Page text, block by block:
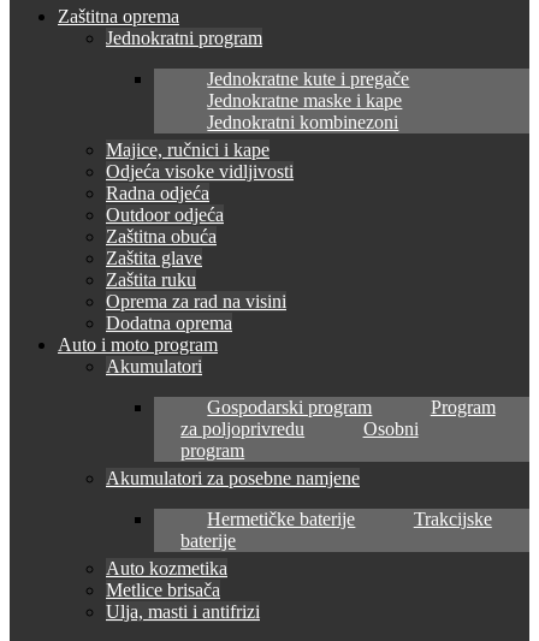
Zaštitna oprema
Jednokratni program
Jednokratne kute i pregače
Jednokratne maske i kape
Jednokratni kombinezoni
Majice, ručnici i kape
Odjeća visoke vidljivosti
Radna odjeća
Outdoor odjeća
Zaštitna obuća
Zaštita glave
Zaštita ruku
Oprema za rad na visini
Dodatna oprema
Auto i moto program
Akumulatori
Gospodarski program
Program
za poljoprivredu
Osobni
program
Akumulatori za posebne namjene
Hermetičke baterije
Trakcijske
baterije
Auto kozmetika
Metlice brisača
Ulja, masti i antifrizi